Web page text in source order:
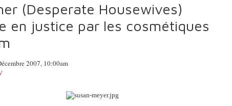
(Desperate Housewives)
en justice par les cosmétiques
2007, 10:00am